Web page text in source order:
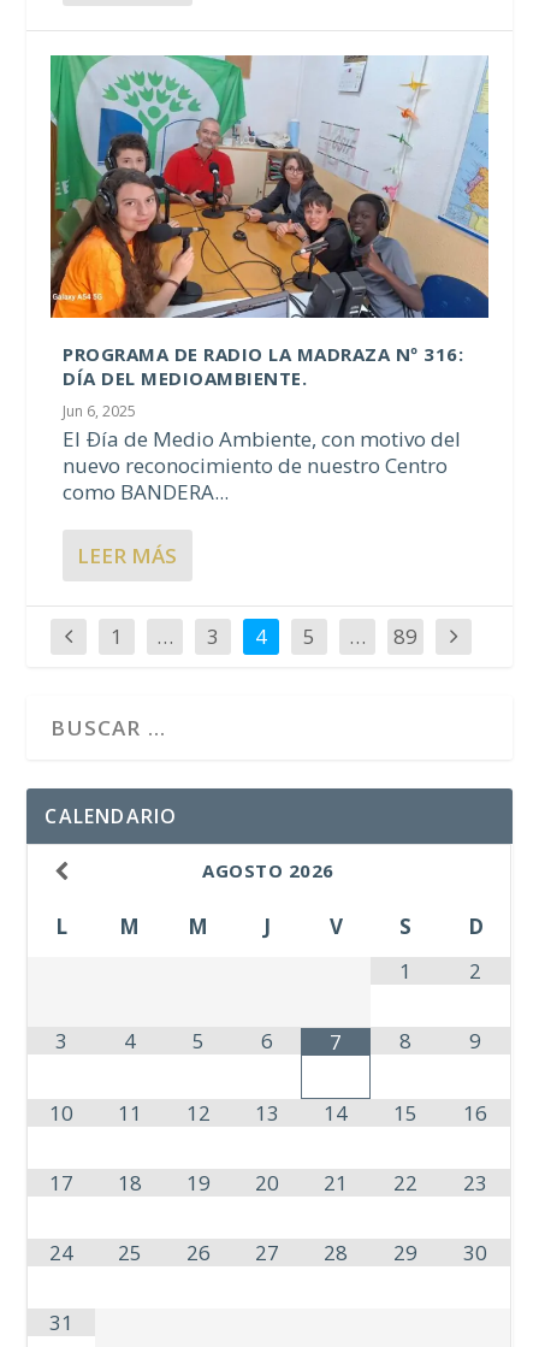
PROGRAMA DE RADIO LA MADRAZA Nº 316:
DÍA DEL MEDIOAMBIENTE.
Jun 6, 2025
El Ðía de Medio Ambiente, con motivo del
nuevo reconocimiento de nuestro Centro
como BANDERA...
LEER MÁS
1 … 3 4 5 … 89
CALENDARIO
AGOSTO 2026
L M M J V S
D
1
2
3 4 5 6 7 8 9
10 11 12 13 14 15 16
17 18 19 20 21 22 23
24 25 26 27 28 29 30
31